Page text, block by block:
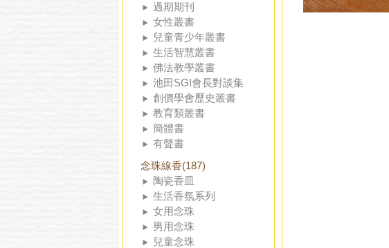
過期期刊
女性叢書
兒童青少年叢書
生活智慧叢書
佛法教學叢書
池田SGI會長對談集
創價學會歷史叢書
教育類叢書
簡體書
有聲書
念珠線香(187)
陶瓷香皿
生活香氛系列
女用念珠
男用念珠
兒童念珠